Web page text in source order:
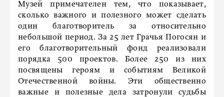
Музей примечателен тем, что показывает,
сколько важного и полезного может сделать
один благотворитель за относительно
небольшой период. За 25 лет Грачья Погосян и
его благотворительный фонд реализовали
порядка 500 проектов. Более 250 из них
посвящены героям и событиям Великой
Отечественной войны. Эти общественно
важные и полезные дела затронули судьбы